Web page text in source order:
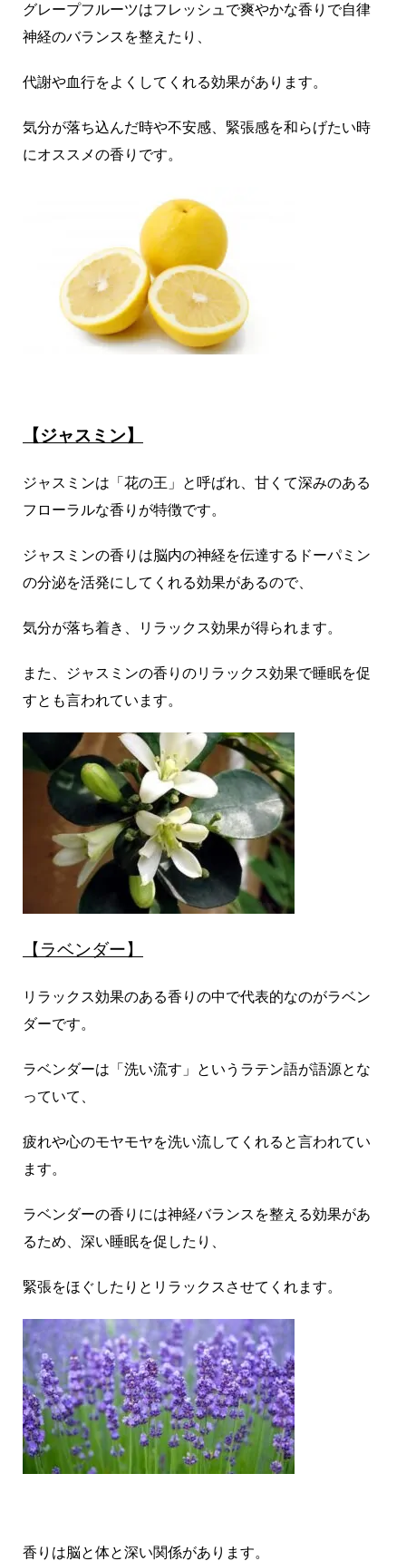
グレープフルーツはフレッシュで爽やかな香りで自律
神経のバランスを整えたり、
代謝や血行をよくしてくれる効果があります。
気分が落ち込んだ時や不安感、緊張感を和らげたい時
にオススメの香りです。
【ジャスミン】
ジャスミンは「花の王」と呼ばれ、甘くて深みのある
フローラルな香りが特徴です。
ジャスミンの香りは脳内の神経を伝達するドーパミン
の分泌を活発にしてくれる効果があるので、
気分が落ち着き、リラックス効果が得られます。
また、ジャスミンの香りのリラックス効果で睡眠を促
すとも言われています。
【ラベンダー】
リラックス効果のある香りの中で代表的なのがラベン
ダーです。
ラベンダーは「洗い流す」というラテン語が語源とな
っていて、
疲れや心のモヤモヤを洗い流してくれると言われてい
ます。
ラベンダーの香りには神経バランスを整える効果があ
るため、深い睡眠を促したり、
緊張をほぐしたりとリラックスさせてくれます。
香りは脳と体と深い関係があります。